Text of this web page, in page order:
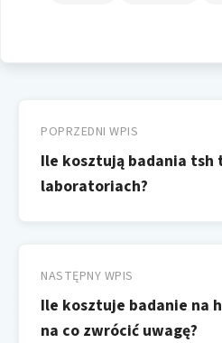
wpisu
POPRZEDNI WPIS
Ile kosztują badania
laboratoriach?
NASTĘPNY WPIS
Ile kosztuje badanie na
na co zwrócić uwagę?